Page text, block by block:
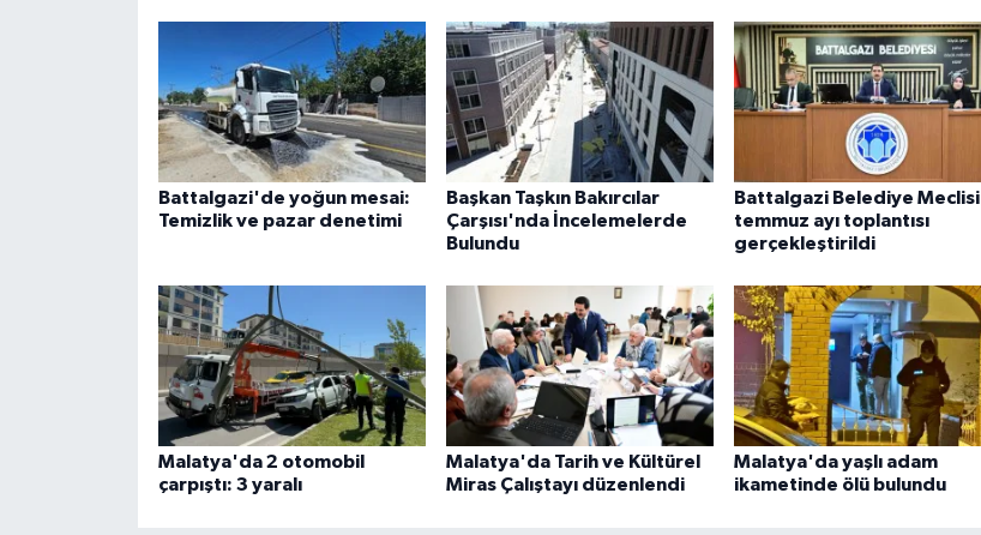
Battalgazi'de yoğun mesai:
Temizlik ve pazar denetimi
Başkan Taşkın Bakırcılar
Çarşısı'nda İncelemelerde
Bulundu
Battalgazi Belediye Meclisi
temmuz ayı toplantısı
gerçekleştirildi
Malatya'da 2 otomobil
çarpıştı: 3 yaralı
Malatya'da Tarih ve Kültürel
Miras Çalıştayı düzenlendi
Malatya'da yaşlı adam
ikametinde ölü bulundu